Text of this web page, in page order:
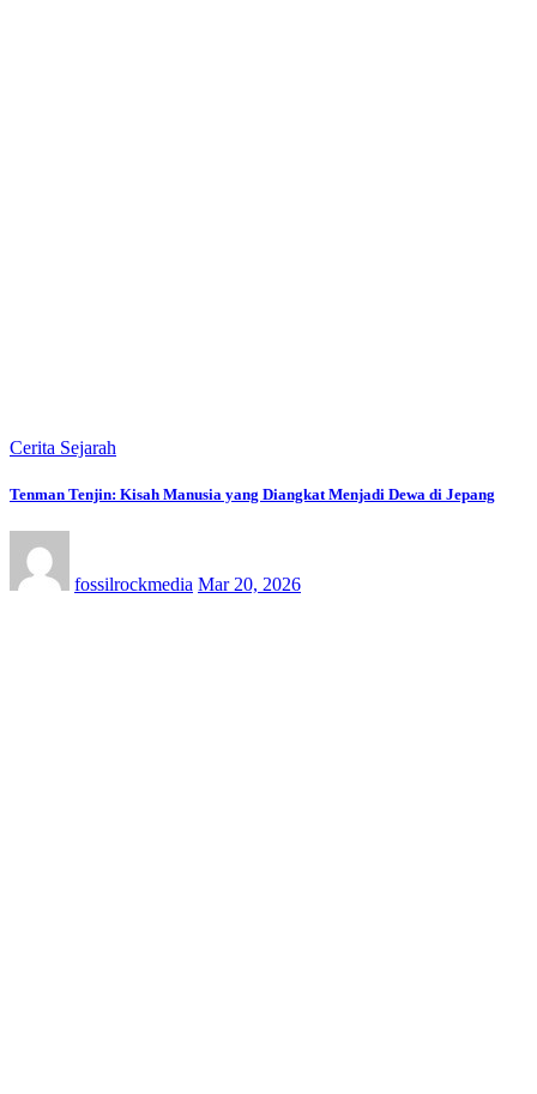
Cerita Sejarah
Tenman Tenjin: Kisah Manusia yang Diangkat Menjadi Dewa di Jepang
fossilrockmedia Mar 20, 2026